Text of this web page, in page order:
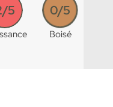
5 0/5
Boisé